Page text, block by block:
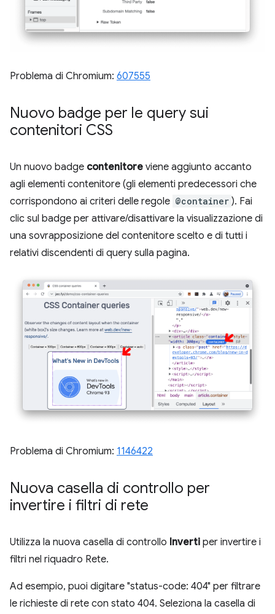
Problema di Chromium: 607555
Nuovo badge per le query sui
contenitori CSS
Un nuovo badge contenitore viene aggiunto accanto
agli elementi contenitore (gli elementi predecessori che
corrispondono ai criteri delle regole @container ). Fai
clic sul badge per attivare/disattivare la visualizzazione di
una sovrapposizione del contenitore scelto e di tutti i
relativi discendenti di query sulla pagina.
Problema di Chromium: 1146422
Nuova casella di controllo per
invertire i filtri di rete
Utilizza la nuova casella di controllo Inverti per invertire i
filtri nel riquadro Rete.
Ad esempio, puoi digitare "status-code: 404" per filtrare
le richieste di rete con stato 404. Seleziona la casella di